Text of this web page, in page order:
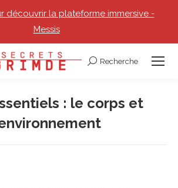
découvrir la plateforme immersive -
Messis
Recherche
Recherche
: le corps et